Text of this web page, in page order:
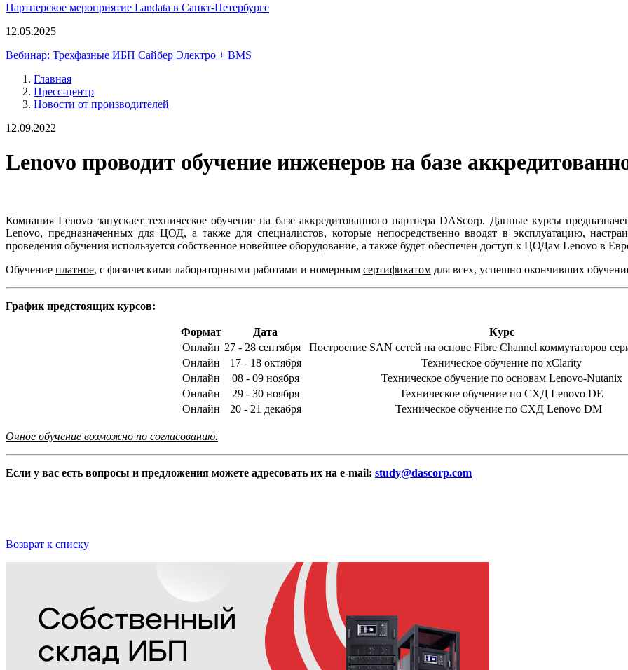
Партнерское мероприятие Landata в Санкт-Петербурге
12.05.2025
Вебинар: Трехфазные ИБП Сайбер Электро + BMS
Главная
Пресс-центр
Новости от производителей
12.09.2022
Lenovo проводит обучение инженеров на базе
Компания Lenovo запускает техническое обучение на базе аккредитованного партнера DAScorp. Данные курсы
Lenovo, предназначенных для ЦОД, а также для специалистов, которые непосредственно вводят в эксплуатацию,
проведения обучения используется собственное новейшее оборудование, а также будет обеспечен доступ к ЦОДам Lenovo в
Обучение платное, с физическими лабораторными работами и номерным сертификатом для всех, успешно окончивших
График предстоящих курсов:
Формат Дата Курс
Онлайн 27 - 28 сентября Построение SAN сетей на основе Fibre Channel коммутаторов
Онлайн
17 - 18 октября Техническое обучение по xClarity
Онлайн
08 - 09 ноября Техническое обучение по основам Lenovo-Nutanix
Онлайн
29 - 30 ноября Техническое обучение по СХД Lenovo DE
Онлайн
20 - 21 декабря Техническое обучение по СХД Lenovo DM
Очное обучение возможно по согласованию.
Если у вас есть вопросы и предложения можете адресовать их на e-mail: study@dascorp.com
Возврат к списку